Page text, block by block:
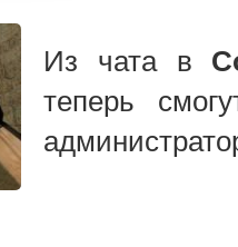
Из чата в
теперь